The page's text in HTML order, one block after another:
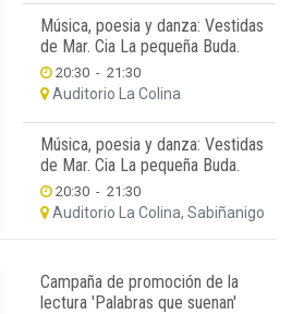
Música, poesia y danza: Vestidas
de Mar. Cia La pequeña Buda.
20:30 - 21:30
Auditorio La Colina
Música, poesia y danza: Vestidas
de Mar. Cia La pequeña Buda.
20:30 - 21:30
Auditorio La Colina, Sabiñanigo
Campaña de promoción de la
lectura 'Palabras que suenan'